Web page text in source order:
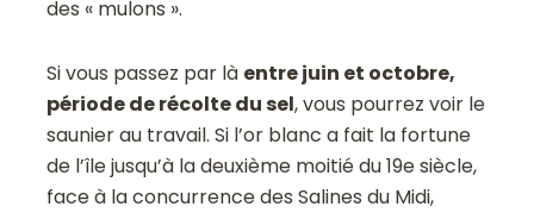
des « mulons ».
Si vous passez par là entre juin et octobre,
période de récolte du sel, vous pourrez voir le
saunier au travail. Si l’or blanc a fait la fortune
de l’île jusqu’à la deuxième moitié du 19e siècle,
face à la concurrence des Salines du Midi,